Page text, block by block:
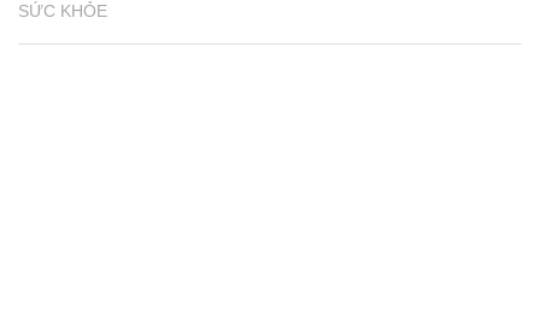
SỨC KHỎE